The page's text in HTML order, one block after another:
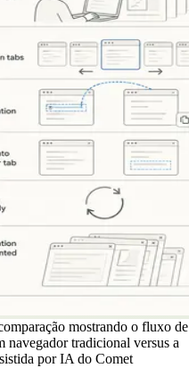
mostrando o fluxo de
navegador tradicional versus a
por IA do Comet